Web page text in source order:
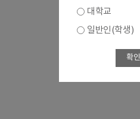
대학교
일반인(학생)
확인